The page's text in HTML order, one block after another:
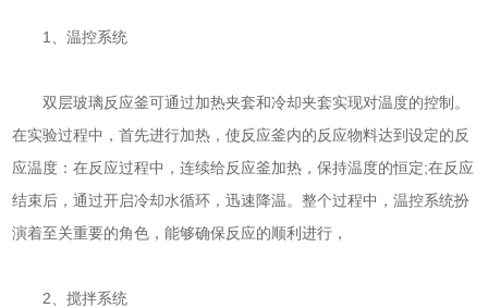
1、温控系统
双层玻璃反应釜可通过加热夹套和冷却夹套实现对温度的控制。
在实验过程中，首先进行加热，使反应釜内的反应物料达到设定的反
应温度：在反应过程中，连续给反应釜加热，保持温度的恒定;在反应
结束后，通过开启冷却水循环，迅速降温。整个过程中，温控系统扮
演着至关重要的角色，能够确保反应的顺利进行，
2、搅拌系统